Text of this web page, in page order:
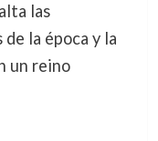
las
la época y la
un reino